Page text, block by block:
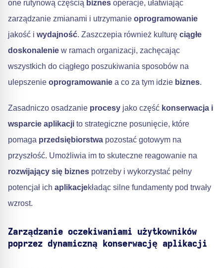
one rutynową częścią biznes operacje, ułatwiając
zarządzanie zmianami i utrzymanie oprogramowanie
jakość i wydajność. Zaszczepia również kulturę ciągłe
doskonalenie w ramach organizacji, zachęcając
wszystkich do ciągłego poszukiwania sposobów na
ulepszenie oprogramowanie a co za tym idzie biznes.
Zasadniczo osadzanie procesy jako część konserwacja i
wsparcie aplikacji to strategiczne posunięcie, które
pomaga przedsiębiorstwa pozostać gotowym na
przyszłość. Umożliwia im to skuteczne reagowanie na
rozwijający się biznes potrzeby i wykorzystać pełny
potencjał ich aplikacjekładąc silne fundamenty pod trwały
wzrost.
Zarządzanie oczekiwaniami użytkowników
poprzez dynamiczną konserwację aplikacji